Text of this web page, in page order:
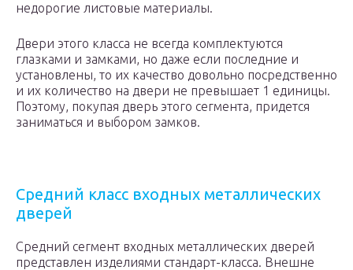
недорогие листовые материалы.
Двери этого класса не всегда комплектуются
глазками и замками, но даже если последние и
установлены, то их качество довольно посредственно
и их количество на двери не превышает 1 единицы.
Поэтому, покупая дверь этого сегмента, придется
заниматься и выбором замков.
Средний класс входных металлических
дверей
Средний сегмент входных металлических дверей
представлен изделиями стандарт-класса. Внешне